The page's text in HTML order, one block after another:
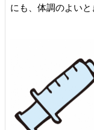
にも、体調のよいと